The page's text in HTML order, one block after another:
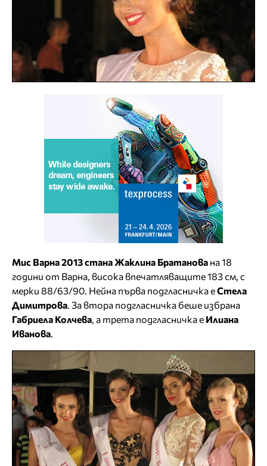
Мис Варна 2013 стана Жаклина Братанова на 18
години от Варна, висока впечатляващите 183 см, с
мерки 88/63/90. Нейна първа подгласничка еСтела
Димитрова. За втора подгласничка беше избрана
Габриела Колчева, а трета подгласничка е Илиана
Иванова.